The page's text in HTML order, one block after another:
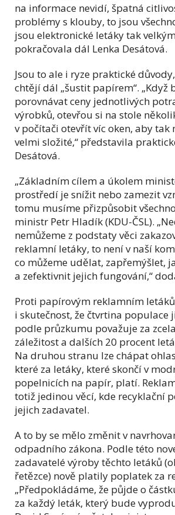
na informace nevidí, špatná
problémy s klouby, to jsou
jsou elektronické letáky tak
pokračovala dál Lenka Desátová.
Jsou to ale i ryze praktické
chtějí dál „šustit papírem“. „Když
porovnávat ceny jednotlivých
výrobků, otevřou si na stole
v počítači otevřít víc oken, aby tak
velmi složité,“ představila
Desátová.
„Základním cílem a úkolem
prostředí je snížit nebo zamezit
tomu musíme přizpůsobit
ministr Petr Hladík (KDU-ČSL).
nemůžeme z podstaty věci
reklamní letáky, to není v naší
co můžeme udělat, zapřemýšlet,
a zefektivnit jejich fungování,“
Proti papírovým reklamním
i skutečnost, že čtvrtina populace
podle průzkumu považuje za
záležitost a dalších 20 procent
Na druhou stranu lze chápat
které za letáky, které skončí v
popelnicích na papír, platí.
totiž jedinou věcí, kde recyklační
jejich zadavatel.
A to by se mělo změnit v
odpadního zákona. Podle této
zadavatelé výroby těchto letáků
řetězce) nově platily poplatek za
„Předpokládáme, že půjde o
za každý leták, který bude